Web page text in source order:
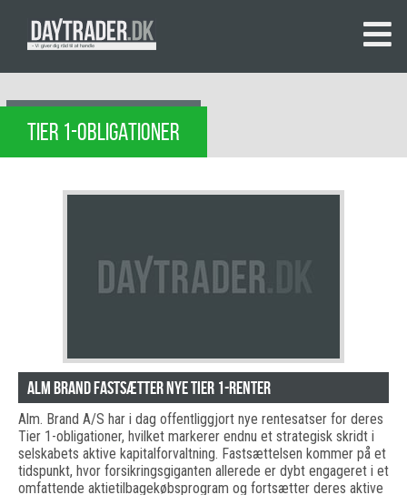
TIER 1-OBLIGATIONER
Alm Brand fastsætter nye Tier 1-renter
Alm. Brand A/S har i dag offentliggjort nye rentesatser for deres
Tier 1-obligationer, hvilket markerer endnu et strategisk skridt i
selskabets aktive kapitalforvaltning. Fastsættelsen kommer på et
tidspunkt, hvor forsikringsgiganten allerede er dybt engageret i et
omfattende aktietilbagekøbsprogram og fortsætter deres aktive